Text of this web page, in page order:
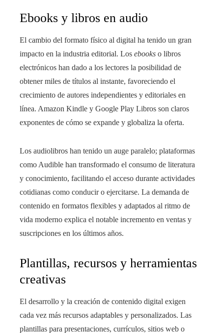
Ebooks y libros en audio
El cambio del formato físico al digital ha tenido un gran
impacto en la industria editorial. Los ebooks o libros
electrónicos han dado a los lectores la posibilidad de
obtener miles de títulos al instante, favoreciendo el
crecimiento de autores independientes y editoriales en
línea. Amazon Kindle y Google Play Libros son claros
exponentes de cómo se expande y globaliza la oferta.
Los audiolibros han tenido un auge paralelo; plataformas
como Audible han transformado el consumo de literatura
y conocimiento, facilitando el acceso durante actividades
cotidianas como conducir o ejercitarse. La demanda de
contenido en formatos flexibles y adaptados al ritmo de
vida moderno explica el notable incremento en ventas y
suscripciones en los últimos años.
Plantillas, recursos y herramientas
creativas
El desarrollo y la creación de contenido digital exigen
cada vez más recursos adaptables y personalizados. Las
plantillas para presentaciones, currículos, sitios web o